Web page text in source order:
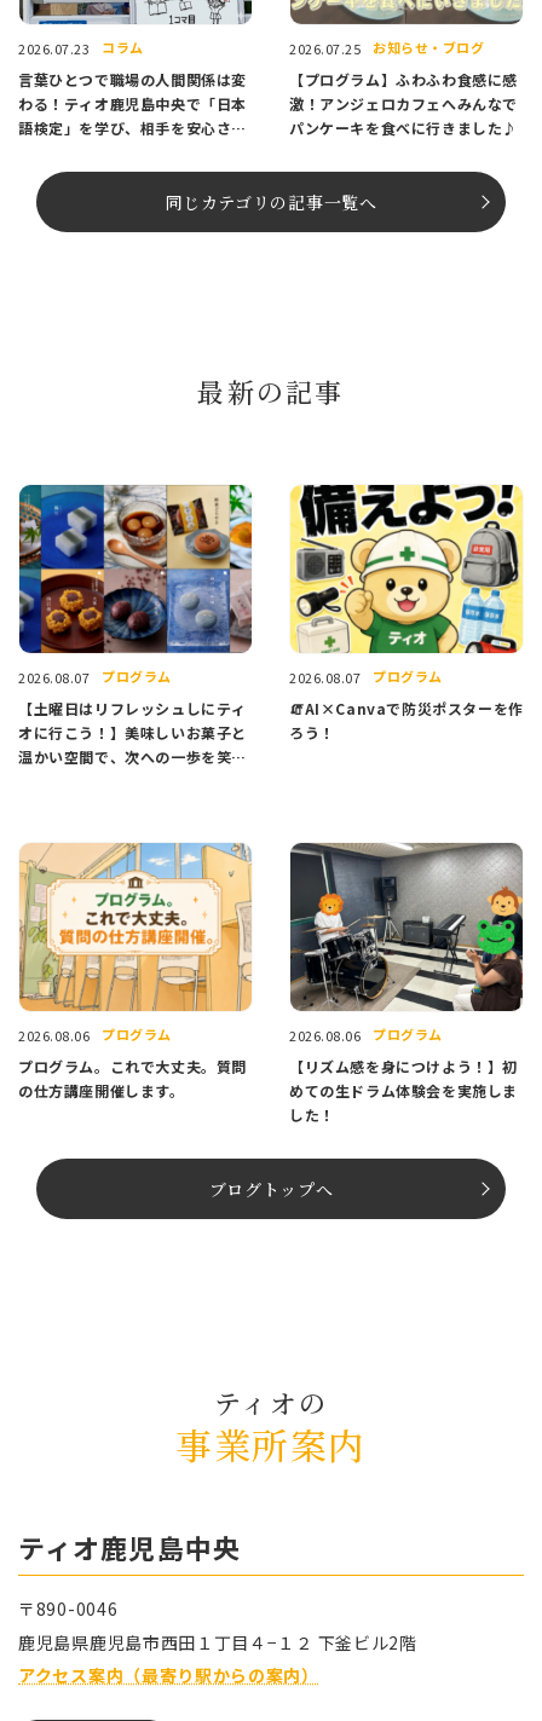
2026.07.23 コラム
言葉ひとつで職場の人間関係は変
わる！ティオ鹿児島中央で「日本
語検定」を学び、相手を安心させ
けよう！
2026.07.25 お知らせ・ブログ
【プログラム】ふわふわ食感に感
激！アンジェロカフェへみんなで
パンケーキを食べに行きました♪
同じカテゴリの記事⼀覧へ
最新の記事
2026.08.07 プログラム
【土曜日はリフレッシュしにティ
オに行こう！】美味しいお菓子と
温かい空間で、次への一歩を笑顔
2026.08.07 プログラム
🧯AI×Canvaで防災ポスターを作
ろう！
2026.08.06 プログラム
プログラム。これで大丈夫。質問
の仕方講座開催します。
2026.08.06 プログラム
【リズム感を身につけよう！】初
めての生ドラム体験会を実施しま
した！
ブログトップへ
ティオの
事業所案内
ティオ⿅児島中央
〒890-0046
⿅児島県⿅児島市⻄⽥１丁⽬４−１２ 下釜ビル2階
アクセス案内（最寄り駅からの案内）